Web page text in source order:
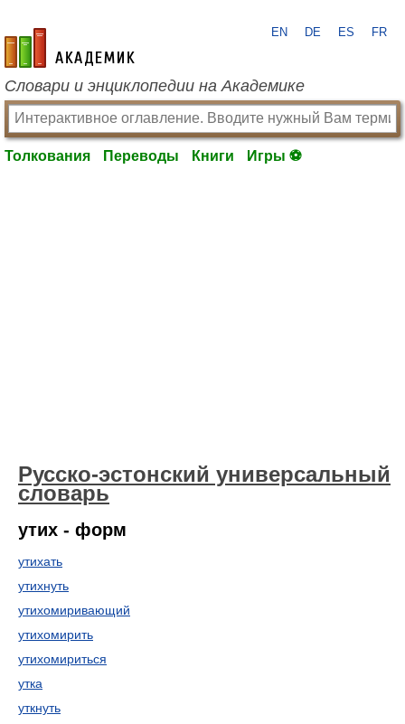
academic.ru
EN DE ES FR
Словари и энциклопедии на Академике
Толкования Переводы Книги Игры ⚽
Русско-эстонский универсальный
словарь
утих - форм
утихать
утихнуть
утихомиривающий
утихомирить
утихомириться
утка
уткнуть